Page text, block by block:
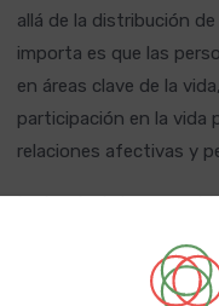
allá de la distribución
importa es que las
en áreas clave de la
participación en la vida
relaciones afectivas y
es un importante